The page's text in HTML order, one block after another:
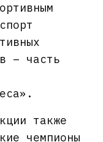
– часть
также
чемпионы